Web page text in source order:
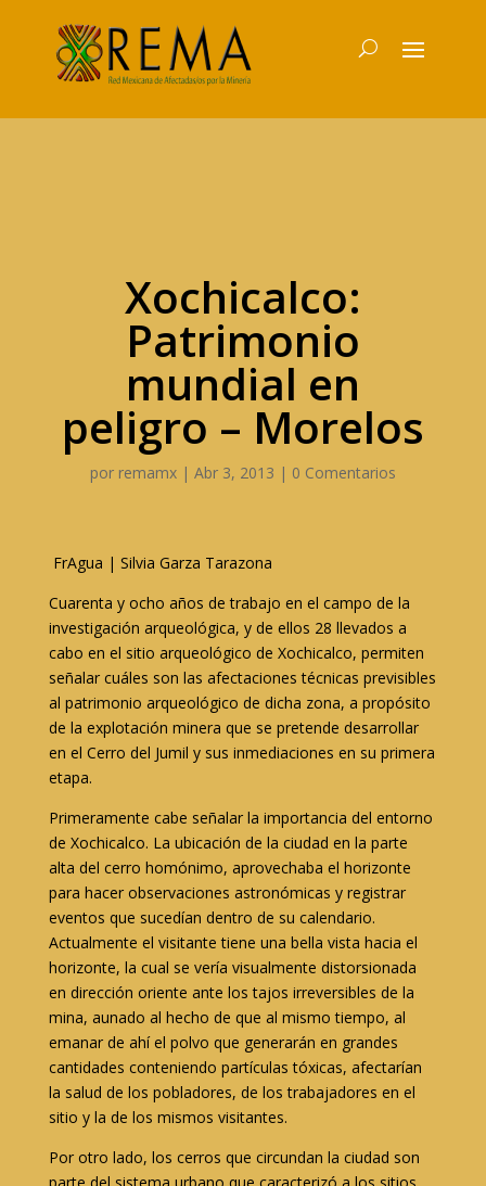
Xochicalco:
Patrimonio
mundial en
peligro – Morelos
por remamx| Abr 3, 2013 | 0 Comentarios
FrAgua | Silvia Garza Tarazona
Cuarenta y ocho años de trabajo en el campo de la
investigación arqueológica, y de ellos 28 llevados a
cabo en el sitio arqueológico de Xochicalco, permiten
señalar cuáles son las afectaciones técnicas previsibles
al patrimonio arqueológico de dicha zona, a propósito
de la explotación minera que se pretende desarrollar
en el Cerro del Jumil y sus inmediaciones en su primera
etapa.
Primeramente cabe señalar la importancia del entorno
de Xochicalco. La ubicación de la ciudad en la parte
alta del cerro homónimo, aprovechaba el horizonte
para hacer observaciones astronómicas y registrar
eventos que sucedían dentro de su calendario.
Actualmente el visitante tiene una bella vista hacia el
horizonte, la cual se vería visualmente distorsionada
en dirección oriente ante los tajos irreversibles de la
mina, aunado al hecho de que al mismo tiempo, al
emanar de ahí el polvo que generarán en grandes
cantidades conteniendo partículas tóxicas, afectarían
la salud de los pobladores, de los trabajadores en el
sitio y la de los mismos visitantes.
Por otro lado, los cerros que circundan la ciudad son